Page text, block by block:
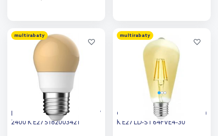
Dodaj do
porównania
Dodaj do
porównania
multirabaty
Nordlux G45 żarówka 1x2,9 W
2400 K E27 5182003421
multirabaty
GTV żarówka LED 1x4 W 3000
K E27 LD-ST64FVE4-30